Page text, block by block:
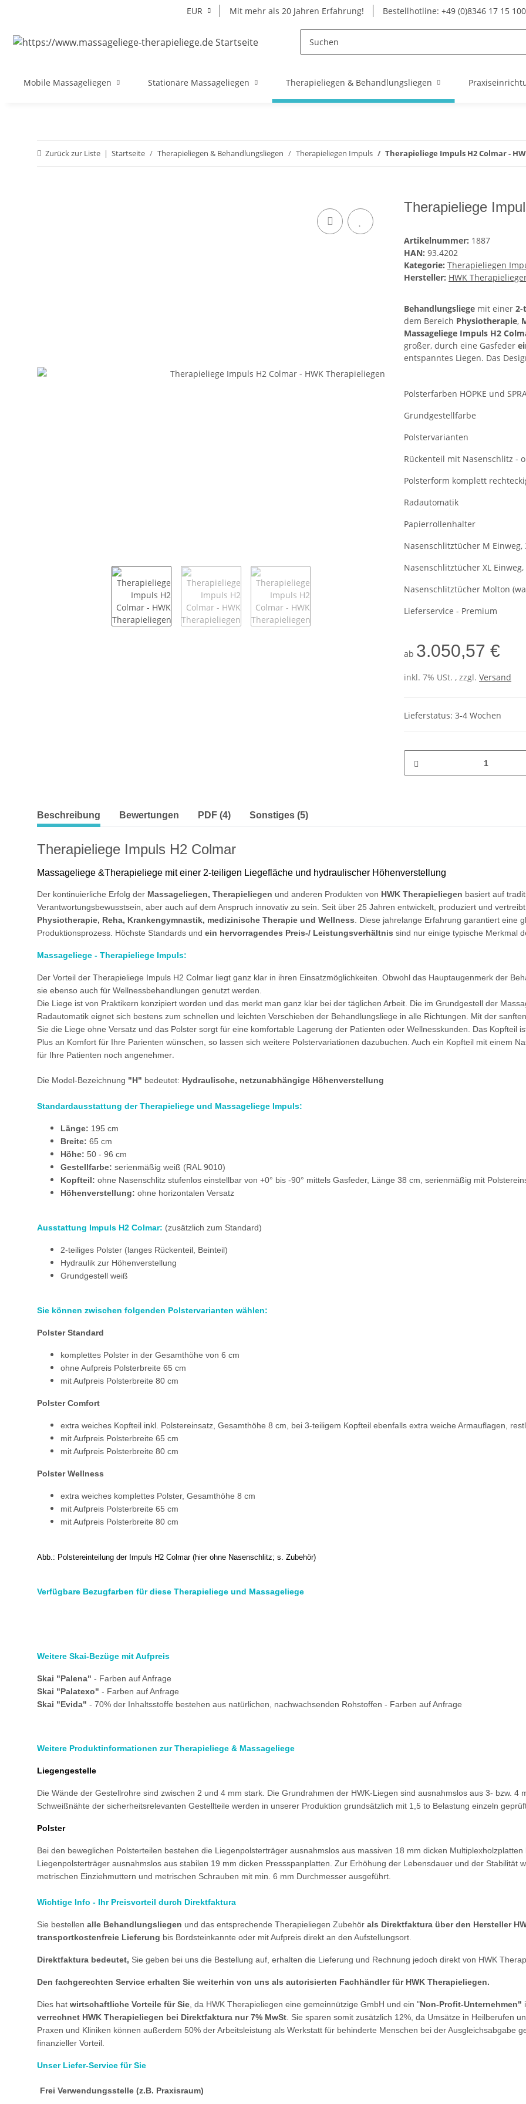
EUR Mit mehr als 20 Jahren Erfahrung! Bestellhotline: +49 (0)8346 17 15 100
Mobile Massageliegen Stationäre Massageliegen Therapieliegen & Behandlungsliegen
Zurück zur Liste Startseite Therapieliegen & Behandlungsliegen Therapieliegen Impuls Therapieliege Impuls H2 Colmar -
Therapieliege
Artikelnummer: 1887
HAN: 93.4202
Kategorie: Therapieliegen
Hersteller: HWK
Behandlungsliege mit einer 2-
dem Bereich Physiotherapie,
Massageliege Impuls H2
großer, durch eine Gasfeder
entspanntes Liegen. Das
Polsterfarben HÖPKE und
Grundgestellfarbe
Polstervarianten
Rückenteil mit Nasenschlitz -
Polsterform komplett
Radautomatik
Papierrollenhalter
Nasenschlitztücher M Einweg,
Nasenschlitztücher XL
Nasenschlitztücher Molton
Lieferservice - Premium
ab 3.050,57 €
inkl. 7% USt. , zzgl. Versand
Lieferstatus: 3-4 Wochen
weitere Registerkarten anzeigen
Beschreibung Bewertungen PDF (4) Sonstiges (5)
Therapieliege Impuls H2 Colmar
Massageliege &Therapieliege mit einer 2-teiligen Liegefläche und hydraulischer Höhenverstellung
Der kontinuierliche Erfolg der Massageliegen, Therapieliegen und anderen Produkten von HWK Therapieliegen basiert auf
Verantwortungsbewusstsein, aber auch auf dem Anspruch innovativ zu sein. Seit über 25 Jahren entwickelt, produziert und
Physiotherapie, Reha, Krankengymnastik, medizinische Therapie und Wellness . Diese jahrelange Erfahrung garantiert eine
Produktionsprozess. Höchste Standards und ein hervorragendes Preis-/ Leistungsverhältnis sind nur einige typische Merkmal
Massageliege - Therapieliege Impuls:
Der Vorteil der Therapieliege Impuls H2 Colmar liegt ganz klar in ihren Einsatzmöglichkeiten. Obwohl das Hauptaugenmerk der
sie ebenso auch für Wellnessbehandlungen genutzt werden.
Die Liege ist von Praktikern konzipiert worden und das merkt man ganz klar bei der täglichen Arbeit. Die im Grundgestell der
Radautomatik eignet sich bestens zum schnellen und leichten Verschieben der Behandlungsliege in alle Richtungen. Mit der
Sie die Liege ohne Versatz und das Polster sorgt für eine komfortable Lagerung der Patienten oder Wellnesskunden. Das Kopfteil
Plus an Komfort für Ihre Parienten wünschen, so lassen sich weitere Polstervariationen dazubuchen. Auch ein Kopfteil mit einem
für Ihre Patienten noch angenehmer.
Die Model-Bezeichnung "H" bedeutet: Hydraulische, netzunabhängige Höhenverstellung
Standardausstattung der Therapieliege und Massageliege Impuls:
Länge: 195 cm
Breite: 65 cm
Höhe: 50 - 96 cm
Gestellfarbe: serienmäßig weiß (RAL 9010)
Kopfteil: ohne Nasenschlitz stufenlos einstellbar von +0° bis -90° mittels Gasfeder, Länge 38 cm, serienmäßig mit
Höhenverstellung: ohne horizontalen Versatz
Ausstattung Impuls H2 Colmar: (zusätzlich zum Standard)
2-teiliges Polster (langes Rückenteil, Beinteil)
Hydraulik zur Höhenverstellung
Grundgestell weiß
Sie können zwischen folgenden Polstervarianten wählen:
Polster Standard
komplettes Polster in der Gesamthöhe von 6 cm
ohne Aufpreis Polsterbreite 65 cm
mit Aufpreis Polsterbreite 80 cm
Polster Comfort
extra weiches Kopfteil inkl. Polstereinsatz, Gesamthöhe 8 cm, bei 3-teiligem Kopfteil ebenfalls extra weiche Armauflagen,
mit Aufpreis Polsterbreite 65 cm
mit Aufpreis Polsterbreite 80 cm
Polster Wellness
extra weiches komplettes Polster, Gesamthöhe 8 cm
mit Aufpreis Polsterbreite 65 cm
mit Aufpreis Polsterbreite 80 cm
Abb.: Polstereinteilung der Impuls H2 Colmar (hier ohne Nasenschlitz; s. Zubehör)
Verfügbare Bezugfarben für diese Therapieliege und Massageliege
Weitere Skai-Bezüge mit Aufpreis
Skai "Palena" - Farben auf Anfrage
Skai "Palatexo" - Farben auf Anfrage
Skai "Evida" - 70% der Inhaltsstoffe bestehen aus natürlichen, nachwachsenden Rohstoffen - Farben auf Anfrage
Weitere Produktinformationen zur Therapieliege & Massageliege
Liegengestelle
Die Wände der Gestellrohre sind zwischen 2 und 4 mm stark. Die Grundrahmen der HWK-Liegen sind ausnahmslos aus 3- bzw. 4
Schweißnähte der sicherheitsrelevanten Gestellteile werden in unserer Produktion grundsätzlich mit 1,5 to Belastung einzeln
Polster
Bei den beweglichen Polsterteilen bestehen die Liegenpolsterträger ausnahmslos aus massiven 18 mm dicken
Liegenpolsterträger ausnahmslos aus stabilen 19 mm dicken Pressspanplatten. Zur Erhöhung der Lebensdauer und der Stabilität
metrischen Einziehmuttern und metrischen Schrauben mit min. 6 mm Durchmesser ausgeführt.
Wichtige Info - Ihr Preisvorteil durch Direktfaktura
Sie bestellen alle Behandlungsliegen und das entsprechende Therapieliegen Zubehör als Direktfaktura über den Hersteller
transportkostenfreie Lieferung bis Bordsteinkannte oder mit Aufpreis direkt an den Aufstellungsort.
Direktfaktura bedeutet, Sie geben bei uns die Bestellung auf, erhalten die Lieferung und Rechnung jedoch direkt von HWK
Den fachgerechten Service erhalten Sie weiterhin von uns als autorisierten Fachhändler für HWK Therapieliegen.
Dies hat wirtschaftliche Vorteile für Sie , da HWK Therapieliegen eine gemeinnützige GmbH und ein "Non-Profit-Unternehmen"
verrechnet HWK Therapieliegen bei Direktfaktura nur 7% MwSt . Sie sparen somit zusätzlich 12%, da Umsätze in Heilberufen
Praxen und Kliniken können außerdem 50% der Arbeitsleistung als Werkstatt für behinderte Menschen bei der Ausgleichsabgabe
finanzieller Vorteil.
Unser Liefer-Service für Sie
Frei Verwendungsstelle (z.B. Praxisraum)